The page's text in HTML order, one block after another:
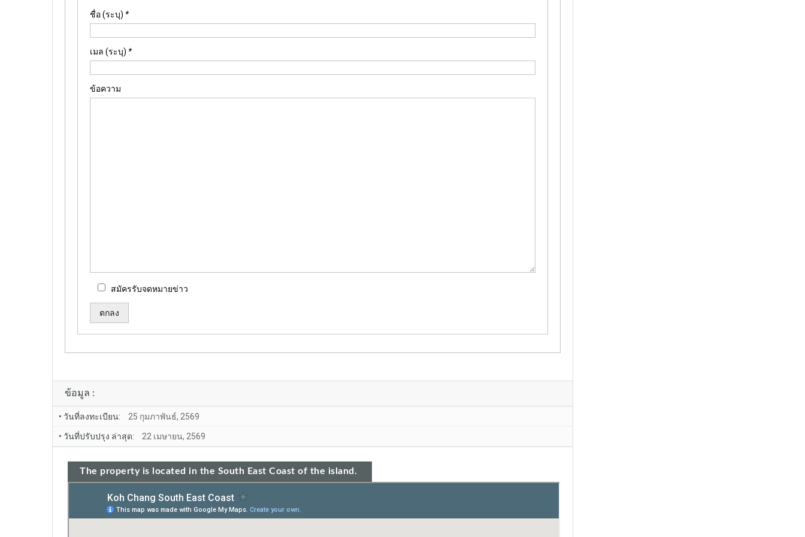
ชื่อ (ระบุ) *
เมล (ระบุ) *
ข้อความ
สมัครรับจดหมายข่าว
ข้อมูล :
• วันที่ลงทะเบียน: 25 กุมภาพันธ์, 2569
• วันที่ปรับปรุง ล่าสุด: 22 เมษายน, 2569
The property is located in the South East Coast of the island.